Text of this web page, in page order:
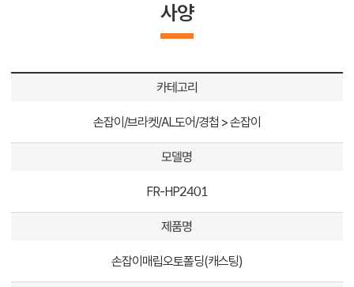
사양
카테고리
손잡이/브라켓/AL도어/경첩 > 손잡이
모델명
FR-HP2401
제품명
손잡이매립오토폴딩(캐스팅)